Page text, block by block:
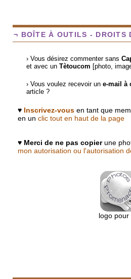
¬ BOÎTE À OUTILS - DROITS
› Vous désirez commenter sans
et avec un Tètoucom [photo,
› Vous voulez recevoir un e-mail à
article ?
♥ Inscrivez-vous en tant que
en un clic tout en haut de la page
♥ Merci de ne pas copierune
mon autorisation ou l'autorisation
logo pour